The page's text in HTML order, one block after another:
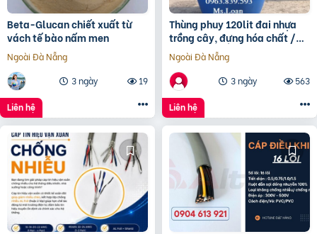
Beta-Glucan chiết xuất từ
vách tế bào nấm men
Ngoài Đà Nẵng
3 ngày
19
Liên hệ
Thùng phuy 120lit đai nhựa
trồng cây, đựng hóa chất /
0963 839 593 Ms.Loan
Ngoài Đà Nẵng
3 ngày
563
Liên hệ